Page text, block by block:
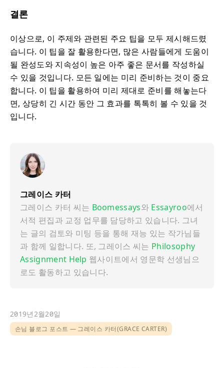
결론
이상으로, 이 주제와 관련된 주요 팁을 모두 제시해드렸
습니다. 이 팁을 잘 활용한다면, 많은 사람들에게 도움이
될 완성도와 지속성이 높은 아주 좋은 문서를 작성하실
수 있을 것입니다. 모든 일에는 미리 준비하는 것이 중요
합니다. 이 팁을 활용하여 미리 제대로 준비를 해놓는다
면, 상당히 긴 시간 동안 그 효과를 톡톡히 볼 수 있을 것
입니다.
그레이스 카터
그레이스 카터 씨는 Boomessays와 Essayroo에서
서적 편집과 교정 업무를 담당하고 있습니다. 그녀
는 글의 검토와 미팅 등을 통해 재능 있는 작가님들
과 함께 일합니다. 또, 그레이스 씨는 Philosophy
Assignment Help 웹사이트에서 영문학 선생님으
로도 활동하고 있습니다.
2019년2월20일
손님 블로그 포스트 그레이스 카터(GRACE CARTER)